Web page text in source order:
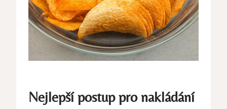
Nejlepší postup pro nakládání